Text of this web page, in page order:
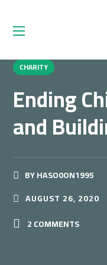
CHARITY
Ending
and
BYHASO0ON1995
AUGUST 26, 2020
2 COMMENTS